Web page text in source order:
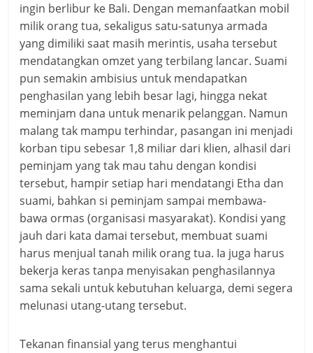
ingin berlibur ke Bali. Dengan memanfaatkan mobil
milik orang tua, sekaligus satu-satunya armada
yang dimiliki saat masih merintis, usaha tersebut
mendatangkan omzet yang terbilang lancar. Suami
pun semakin ambisius untuk mendapatkan
penghasilan yang lebih besar lagi, hingga nekat
meminjam dana untuk menarik pelanggan. Namun
malang tak mampu terhindar, pasangan ini menjadi
korban tipu sebesar 1,8 miliar dari klien, alhasil dari
peminjam yang tak mau tahu dengan kondisi
tersebut, hampir setiap hari mendatangi Etha dan
suami, bahkan si peminjam sampai membawa-
bawa ormas (organisasi masyarakat). Kondisi yang
jauh dari kata damai tersebut, membuat suami
harus menjual tanah milik orang tua. Ia juga harus
bekerja keras tanpa menyisakan penghasilannya
sama sekali untuk kebutuhan keluarga, demi segera
melunasi utang-utang tersebut.
Tekanan finansial yang terus menghantui